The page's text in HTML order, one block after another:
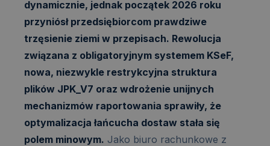
dynamicznie, jednak początek 2026 roku
przyniósł przedsiębiorcom prawdziwe
trzęsienie ziemi w przepisach. Rewolucja
związana z obligatoryjnym systemem KSeF,
nowa, niezwykle restrykcyjna struktura
plików JPK_V7 oraz wdrożenie unijnych
mechanizmów raportowania sprawiły, że
optymalizacja łańcucha dostaw stała się
polem minowym. Jako biuro rachunkowe z